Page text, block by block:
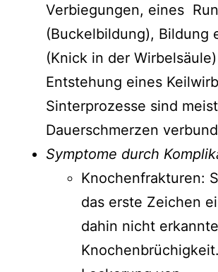
Verbiegungen, eines
(Buckelbildung), Bildung
(Knick in der
Entstehung eines
Sinterprozesse sind
Dauerschmerzen
Symptome durch
Knochenfrakturen:
das erste Zeichen
dahin nicht
Knochenbrüchigkeit.